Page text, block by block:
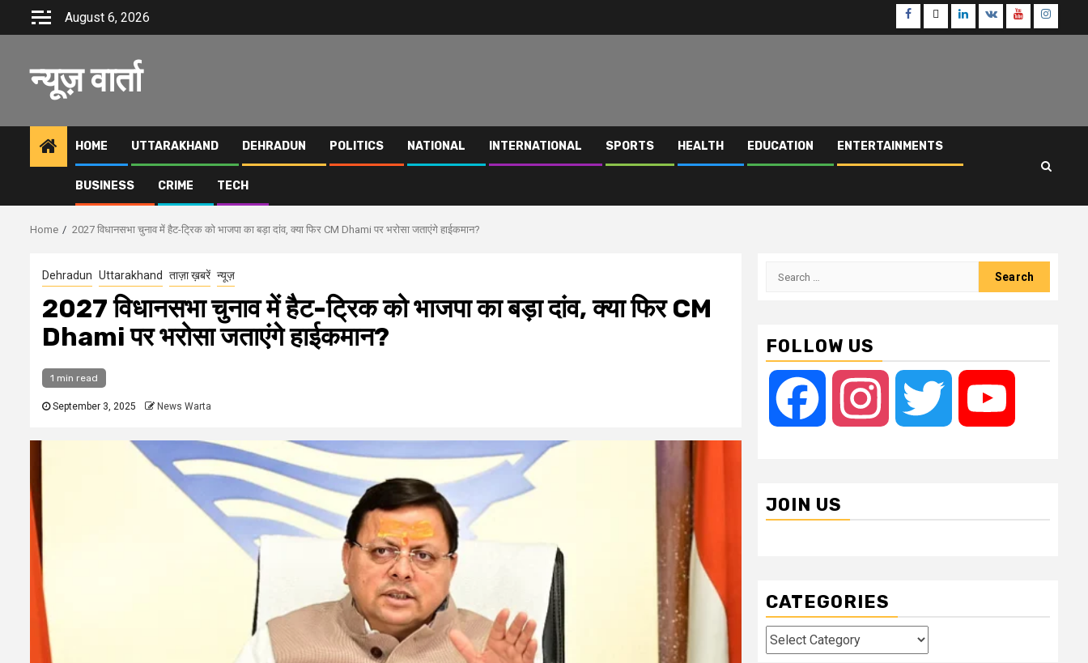
August 6, 2026 Facebook
TwitterLinkedin
VK Youtube
न्यूज़ वार्ता
HOME UTTARAKHAND DEHRADUN POLITICS NATIONAL INTERNATIONAL SPORTS HEALTH EDUCATION ENTERTAINMENTS
BUSINESS CRIME TECH
Home 2027 विधानसभा चुनाव में हैट-ट्रिक को भाजपा का बड़ा दांव, क्‍या फ‍िर CM Dhami पर भरोसा जताएंगे हाईकमान?
Dehradun Uttarakhand ताज़ा ख़बरें न्यूज़
2027 विधानसभा चुनाव में हैट-ट्रिक को भाजपा का बड़ा दांव, क्‍या फ‍िर CM
Dhami पर भरोसा जताएंगे हाईकमान?
1 min read
September 3, 2025 News Warta
Search
FOLLOW US
Facebook Instagram Twitter
JOIN US
CATEGORIES
Categories